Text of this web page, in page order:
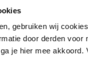
gebruiken wij
door derden voor
je hier mee akkoord.